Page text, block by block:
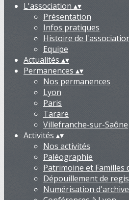
L'association ▴▾
Présentation
Infos pratiques
Histoire de
Equipe
Actualités ▴▾
Permanences ▴▾
Nos permanences
Lyon
Paris
Tarare
Villefranche-sur-Saône
Activités ▴▾
Nos activités
Paléographie
Patrimoine et Familles
Dépouillement de
Numérisation